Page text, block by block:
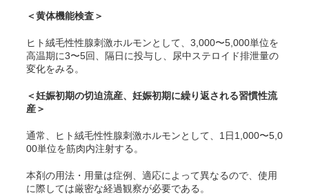
＜黄体機能検査＞
ヒト絨毛性性腺刺激ホルモンとして、3,000〜5,000単位を
高温期に3〜5回、隔日に投与し、尿中ステロイド排泄量の
変化をみる。
＜妊娠初期の切迫流産、妊娠初期に繰り返される習慣性流
産＞
通常、
ヒト絨毛性性腺刺激ホルモンとして、1日1,000〜5,0
00単位を筋肉内注射する。
本剤の用法・用量は症例、適応によって異なるので、使用
に際しては厳密な経過観察が必要である。